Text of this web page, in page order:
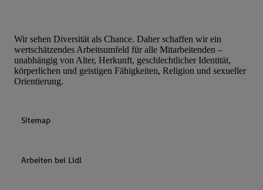
Wir sehen Diversität als Chance. Daher schaffen wir ein
wertschätzendes Arbeitsumfeld für alle Mitarbeitenden –
unabhängig von Alter, Herkunft, geschlechtlicher Identität,
körperlichen und geistigen Fähigkeiten, Religion und sexueller
Orientierung.
Sitemap
Arbeiten bei Lidl